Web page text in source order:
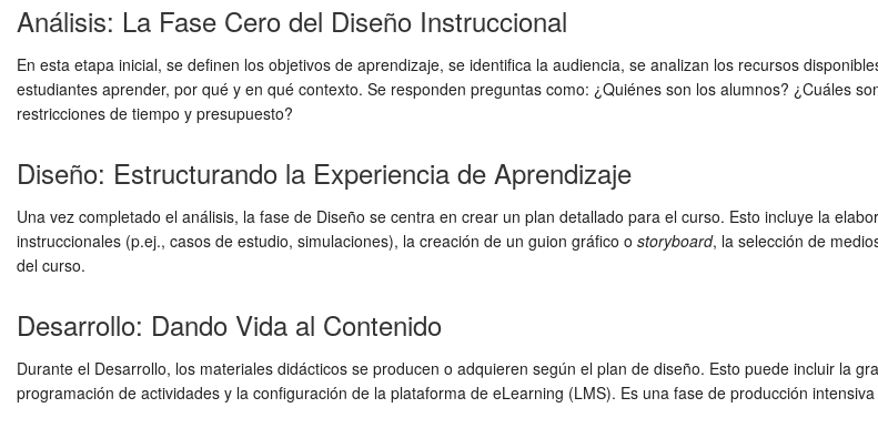
Análisis: La Fase Cero del Diseño Instruccional
En esta etapa inicial, se definen los objetivos de aprendizaje, se identifica la audiencia, se analizan los recursos
estudiantes aprender, por qué y en qué contexto. Se responden preguntas como: ¿Quiénes son los alumnos? ¿Cuáles
restricciones de tiempo y presupuesto?
Diseño: Estructurando la Experiencia de Aprendizaje
Una vez completado el análisis, la fase de Diseño se centra en crear un plan detallado para el curso. Esto incluye la
instruccionales (p.ej., casos de estudio, simulaciones), la creación de un guion gráfico o storyboard, la selección de
del curso.
Desarrollo: Dando Vida al Contenido
Durante el Desarrollo, los materiales didácticos se producen o adquieren según el plan de diseño. Esto puede incluir la
programación de actividades y la configuración de la plataforma de eLearning (LMS). Es una fase de producción